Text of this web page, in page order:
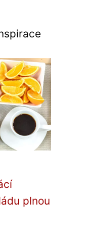
plnou